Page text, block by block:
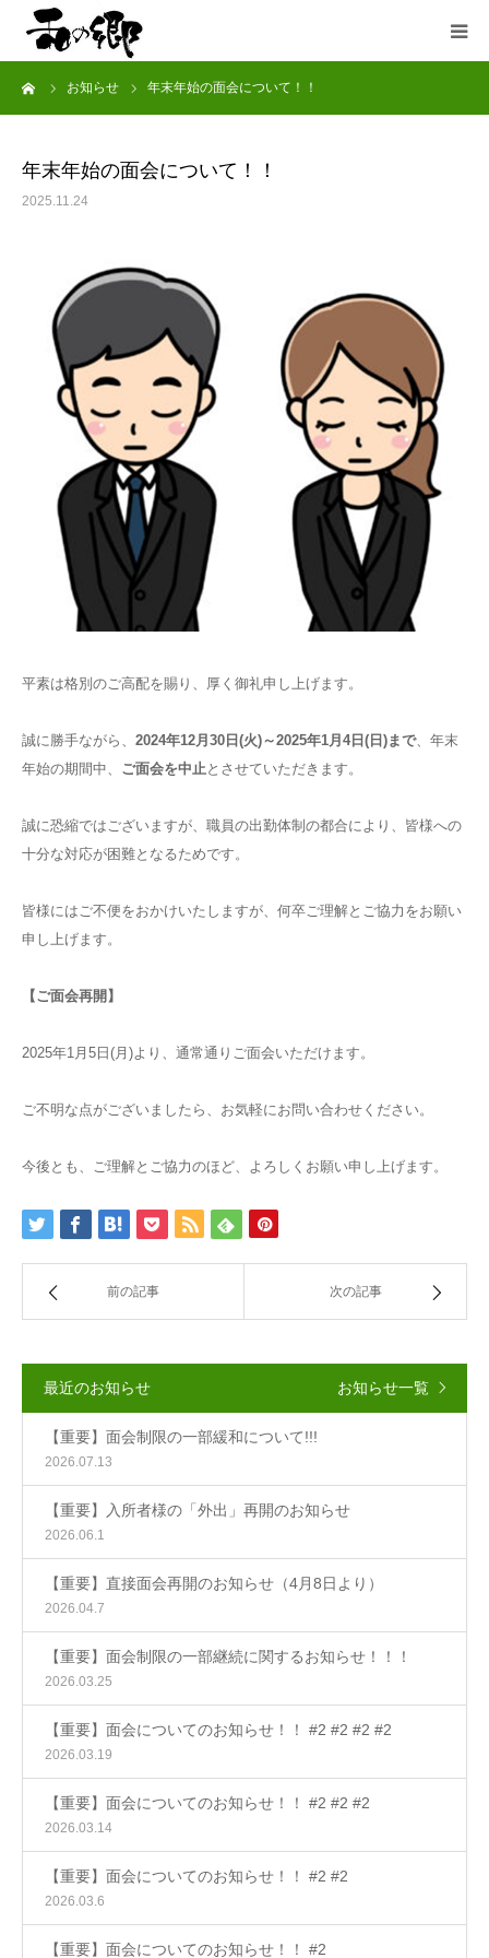
お知らせ 年末年始の面会について！！
年末年始の面会について！！
2025.11.24
平素は格別のご高配を賜り、厚く御礼申し上げます。
誠に勝手ながら、 2024年12 月 30 日 (火)～2025年1 月 4日 ( 日 ) まで、年末
年始の期間中、 ご面会を中止 とさせていただきます。
誠に恐縮ではございますが、職員の出勤体制の都合により、皆様への
十分な対応が困難となるためです。
皆様にはご不便をおかけいたしますが、何卒ご理解とご協力をお願い
申し上げます。
【ご面会再開】
2025年1月5日(月)より、通常通りご面会いただけます。
ご不明な点がございましたら、お気軽にお問い合わせください。
今後とも、ご理解とご協力のほど、よろしくお願い申し上げます。
前の記事 次の記事
最近のお知らせ お知らせ一覧
【重要】面会制限の一部緩和について!!!
2026.07.13
【重要】入所者様の「外出」再開のお知らせ
2026.06.1
【重要】直接面会再開のお知らせ（4月8日より）
2026.04.7
【重要】面会制限の一部継続に関するお知らせ！！！
2026.03.25
【重要】面会についてのお知らせ！！ #2 #2 #2 #2
2026.03.19
【重要】面会についてのお知らせ！！ #2 #2 #2
2026.03.14
【重要】面会についてのお知らせ！！ #2 #2
2026.03.6
【重要】面会についてのお知らせ！！ #2
ホーム
入居案内
ブログ
お問い合わせ